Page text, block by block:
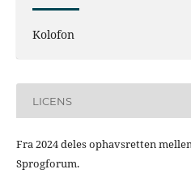
Kolofon
LICENS
Fra 2024 deles ophavsretten
Sprogforum.